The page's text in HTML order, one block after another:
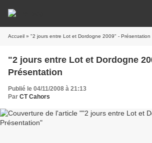
Accueil » "2 jours entre Lot et Dordogne 2009" - Présentation
"2 jours entre Lot et Dordogne
Présentation
Publié le 04/11/2008 à 21:13
Par CT Cahors